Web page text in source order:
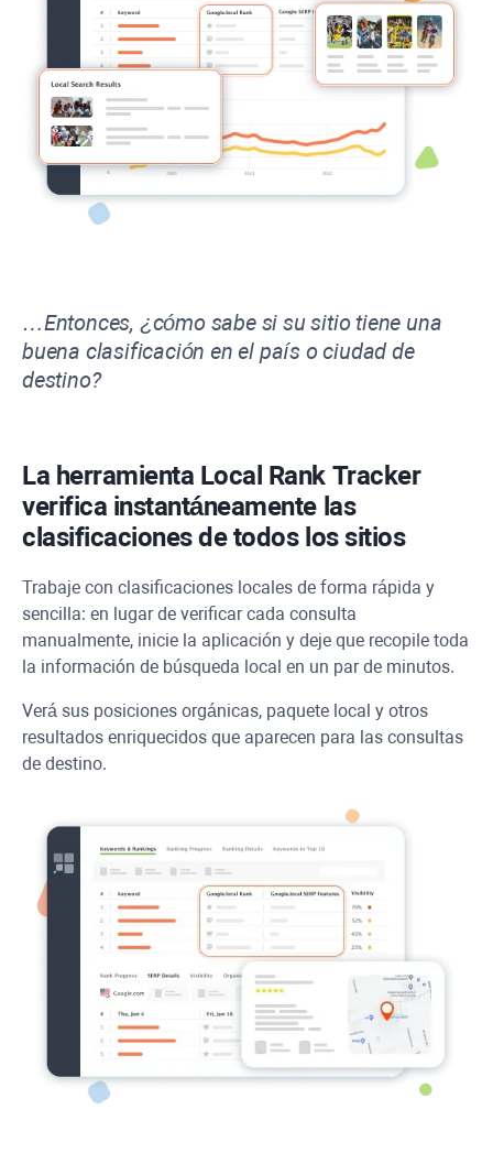
…Entonces, ¿cómo sabe si su sitio tiene una
buena clasificación en el país o ciudad de
destino?
La herramienta Local Rank Tracker
verifica instantáneamente las
clasificaciones de todos los sitios
Trabaje con clasificaciones locales de forma rápida y
sencilla: en lugar de verificar cada consulta
manualmente, inicie la aplicación y deje que recopile toda
la información de búsqueda local en un par de minutos.
Verá sus posiciones orgánicas, paquete local y otros
resultados enriquecidos que aparecen para las consultas
de destino.